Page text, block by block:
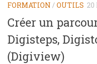
FORMATION / OUTILS 20
Créer un
Digisteps,
(Digiview)